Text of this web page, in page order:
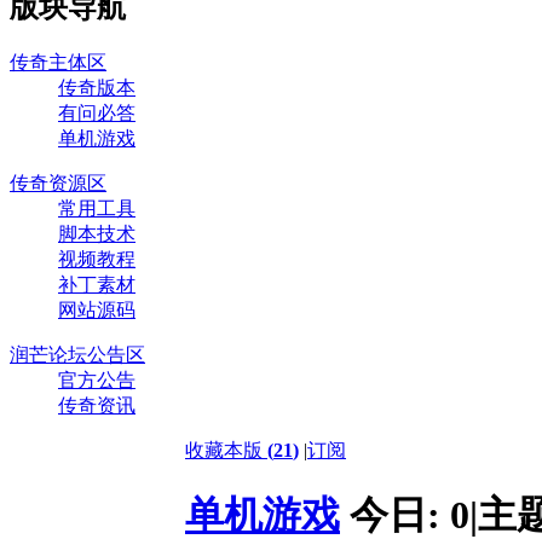
版块导航
传奇主体区
传奇版本
有问必答
单机游戏
传奇资源区
常用工具
脚本技术
视频教程
补丁素材
网站源码
润芒论坛公告区
官方公告
传奇资讯
收藏本版 (21) |订阅
单机游戏 今日: 0|主